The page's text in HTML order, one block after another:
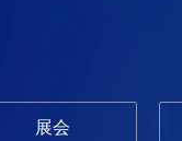
展会